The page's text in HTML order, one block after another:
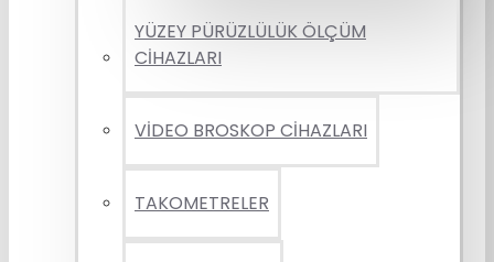
YÜZEY PÜRÜZLÜLÜK ÖLÇÜM
CİHAZLARI
VİDEO BROSKOP CİHAZLARI
TAKOMETRELER